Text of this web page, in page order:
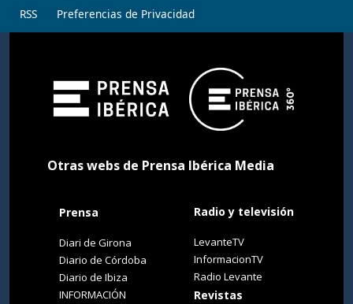
RSS Preferencias de Privacidad
Otras webs de Prensa Ibérica Media
Prensa
Diari de Girona
Diario de Córdoba
Diario de Ibiza
INFORMACIÓN
Radio y televisión
LevanteTV
InformacionTV
Radio Levante
Revistas